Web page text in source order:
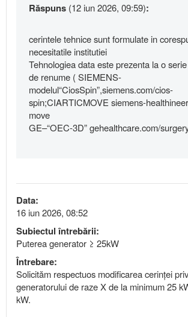
Răspuns (12 iun 2026, 09:59):
cerintele tehnice sunt formulate in
necesitatile institutiei
Tehnologiea data este prezenta la o
de renume ( SIEMENS-
modelul“CiosSpin”,siemens.com/cios-
spin;CIARTICMOVE siemens-
move
GE–“OEC-3D” gehealthcare.com/
Data:
16 iun 2026, 08:52
Subiectul întrebării:
Puterea generator ≥ 25kW
Întrebare:
Solicităm respectuos modificarea cerinței
generatorului de raze X de la minimum 25
kW.